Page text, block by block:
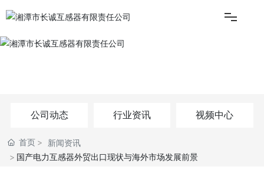
首页
产品中心
新闻资讯
公司动态 行业资讯 视频中心
首页
新闻资讯
国产电力互感器外贸出口现状与海外市场发展前景